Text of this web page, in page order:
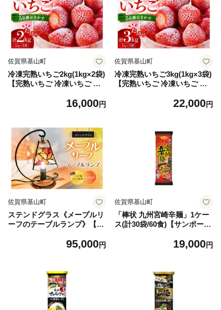
佐賀県基山町
冷凍完熟いちご2kg(1kg×2袋)
【完熟いちご 冷凍いちご イ
タ無し げんき農場 よつぼし
1
16,000円
佐賀県基山町
冷凍完熟いちご3kg(1kg×3袋)
【完熟いちご 冷凍いちご イ
タ無し げんき農場 よつぼし
22,000円
佐賀県基山町
ステンドグラス《メープルリ
ーフのテーブルランプ》【ス
物 テーブルランプ レトロ か
95,000円
佐賀県基山町
「棒状 九州宮崎辛麺」1ケー
ス(計30袋/60食)【サンポー
中細ストレート麺 本格ご当地
19,000円